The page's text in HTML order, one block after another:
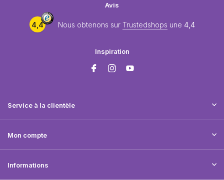
Avis
4,4 Nous obtenons sur Trustedshops une 4,4
Inspiration
Service à la clientèle
Mon compte
Informations